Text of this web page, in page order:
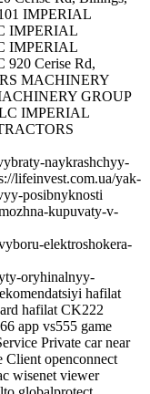
Client openconnect
wisenet viewer